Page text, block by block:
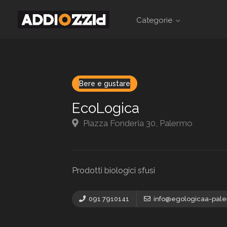
Categorie
Bere e gustare
EcoLogica
Piazza Fonderia 30, Palermo
Prodotti biologici sfusi
091 7910141 info@egologicaa-